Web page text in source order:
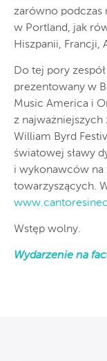
zarówno podczas
w Portland, jak
Hiszpanii, Francji,
Do tej pory
prezentowany w
Music America i
z
William Byrd
światowej sławy
i wykonawców
towarzyszących.
Wstęp wolny.
Wydarzenie na